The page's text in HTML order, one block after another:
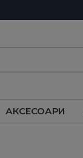
АКСЕСОАРИ